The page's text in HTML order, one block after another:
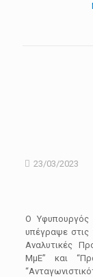
23/03/2023
Ο Υφυπουργός
υπέγραψε στις
Αναλυτικές
ΜμΕ” και